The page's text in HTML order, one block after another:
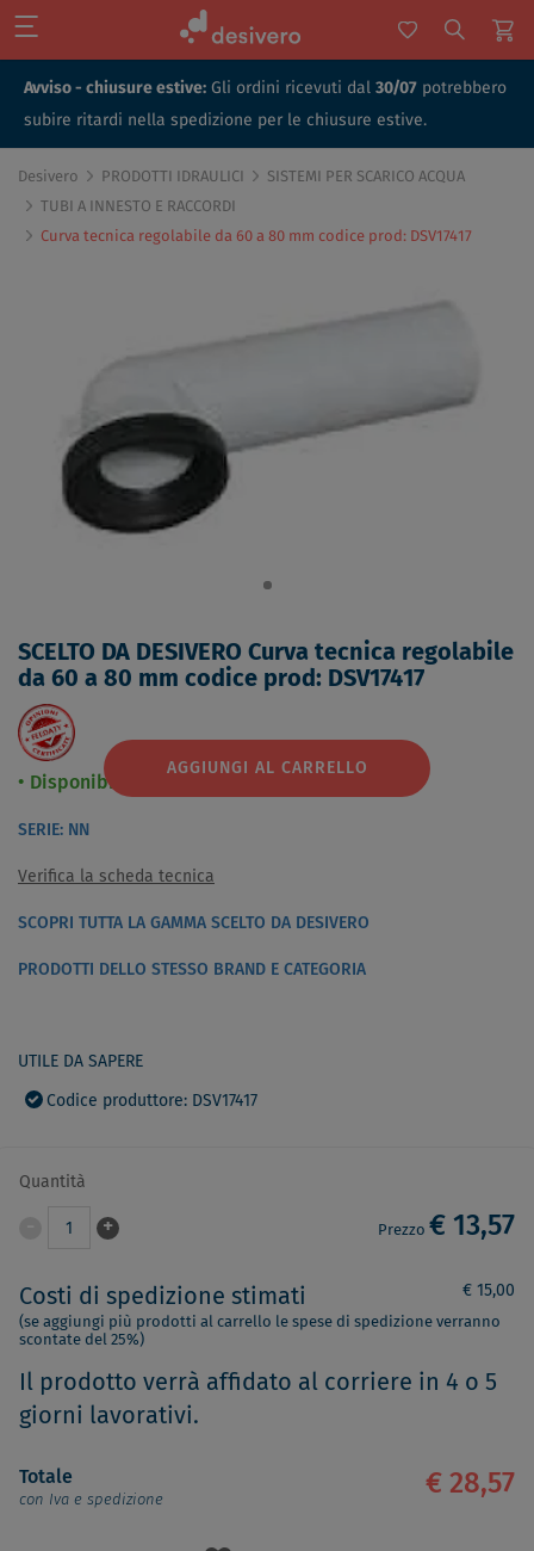
Avviso - chiusure estive: Gli ordini ricevuti dal 30/07 potrebbero
subire ritardi nella spedizione per le chiusure estive.
Desivero PRODOTTI IDRAULICI
SISTEMI PER SCARICO ACQUA
TUBI A INNESTO E RACCORDI
Curva tecnica regolabile da 60 a 80 mm codice prod: DSV17417
AGGIUNGI AL CARRELLO
SCELTO DA DESIVERO Curva tecnica regolabile
da 60 a 80 mm codice prod: DSV17417
Disponibilità immediata
SERIE: NN
Verifica la scheda tecnica
SCOPRI TUTTA LA GAMMA SCELTO DA DESIVERO
PRODOTTI DELLO STESSO BRAND E CATEGORIA
UTILE DA SAPERE
Codice produttore: DSV17417
Quantità
1 + Prezzo € 13,57
Costi di spedizione stimati € 15,00
(se aggiungi più prodotti al carrello le spese di spedizione verranno
scontate del 25%)
Il prodotto verrà affidato al corriere in 4 o 5
giorni lavorativi.
Totale
con Iva e spedizione
€ 28,57